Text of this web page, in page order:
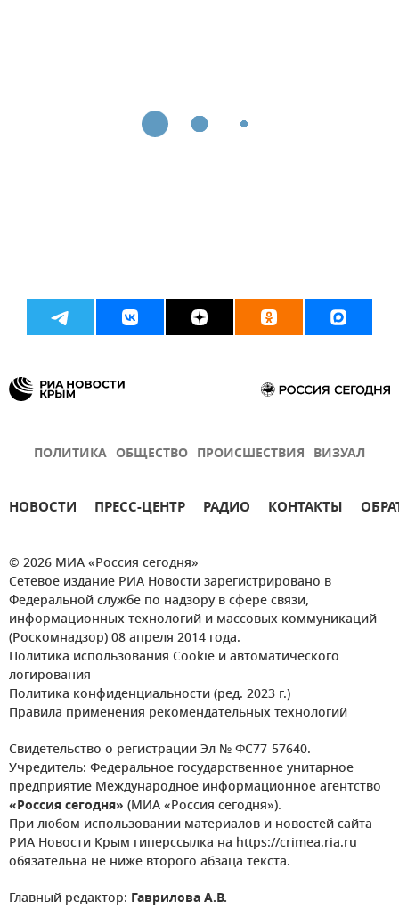
ПОЛИТИКА ОБЩЕСТВО ПРОИСШЕСТВИЯ ВИЗУАЛ
НОВОСТИ ПРЕСС-ЦЕНТР РАДИО КОНТАКТЫ
© 2026 МИА «Россия сегодня»
Сетевое издание РИА Новости зарегистрировано в
Федеральной службе по надзору в сфере связи,
информационных технологий и массовых коммуникаций
(Роскомнадзор) 08 апреля 2014 года.
Политика использования Cookie и автоматического
логирования
Политика конфиденциальности (ред. 2023 г.)
Правила применения рекомендательных технологий
Свидетельство о регистрации Эл № ФС77-57640.
Учредитель: Федеральное государственное унитарное
предприятие Международное информационное агентство
«Россия сегодня» (МИА «Россия сегодня»).
При любом использовании материалов и новостей сайта
РИА Новости Крым гиперссылка на https://crimea.ria.ru
обязательна не ниже второго абзаца текста.
Главный редактор: Гаврилова А.В.